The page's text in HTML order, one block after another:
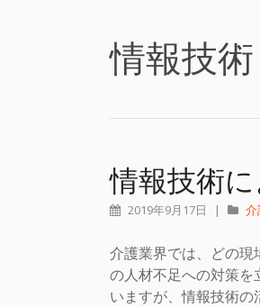
情報技術
情報技術
2019年9月17日 | 介
介護業界では、どの
の人材不足への対策を
いますが、情報技術